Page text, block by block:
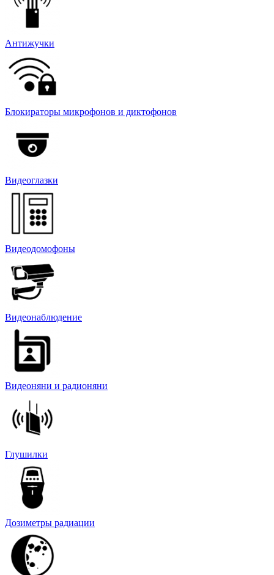
Антижучки
Блокираторы микрофонов и диктофонов
Видеоглазки
Видеодомофоны
Видеонаблюдение
Видеоняни и радионяни
Глушилки
Дозиметры радиации